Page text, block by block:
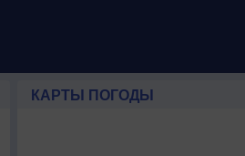
КАРТЫ ПОГОДЫ